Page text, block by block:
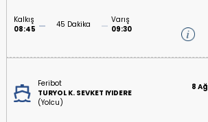
Kalkış
08:45
45 Dakika
Varış
09:30
Feribot
TURYOL K. SEVKET IYIDERE
(Yolcu)
8